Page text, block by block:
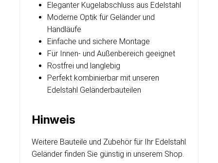
Eleganter Kugelabschluss aus Edelstahl
Moderne Optik für Geländer und
Handläufe
Einfache und sichere Montage
Für Innen- und Außenbereich geeignet
Rostfrei und langlebig
Perfekt kombinierbar mit unseren
Edelstahl Geländerbauteilen
Hinweis
Weitere Bauteile und Zubehör für Ihr Edelstahl
Geländer finden Sie günstig in unserem Shop.